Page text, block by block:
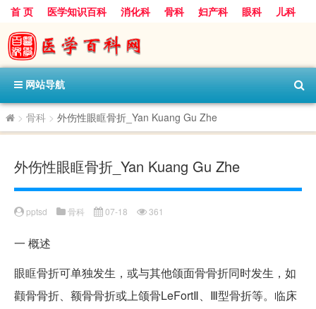
首 页 医学知识百科 消化科 骨科 妇产科 眼科
儿科
心血管病科
呼吸科 神经科
内分泌科
口腔科
网站导航
> 骨科 > 外伤性眼眶骨折_Yan Kuang Gu Zhe
外伤性眼眶骨折_Yan Kuang Gu Zhe
pptsd 骨科 07-18 361
一 概述
眼眶骨折可单独发生，或与其他颌面骨骨折同时发生，如
颧骨骨折、额骨骨折或上颌骨LeFortⅡ、Ⅲ型骨折等。临床